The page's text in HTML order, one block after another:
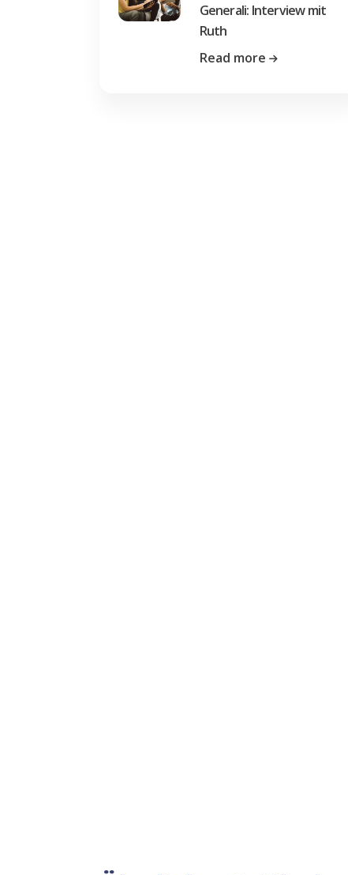
Generali: Interview mit
Ruth
Read more